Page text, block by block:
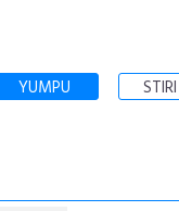
YUMPU STIRI